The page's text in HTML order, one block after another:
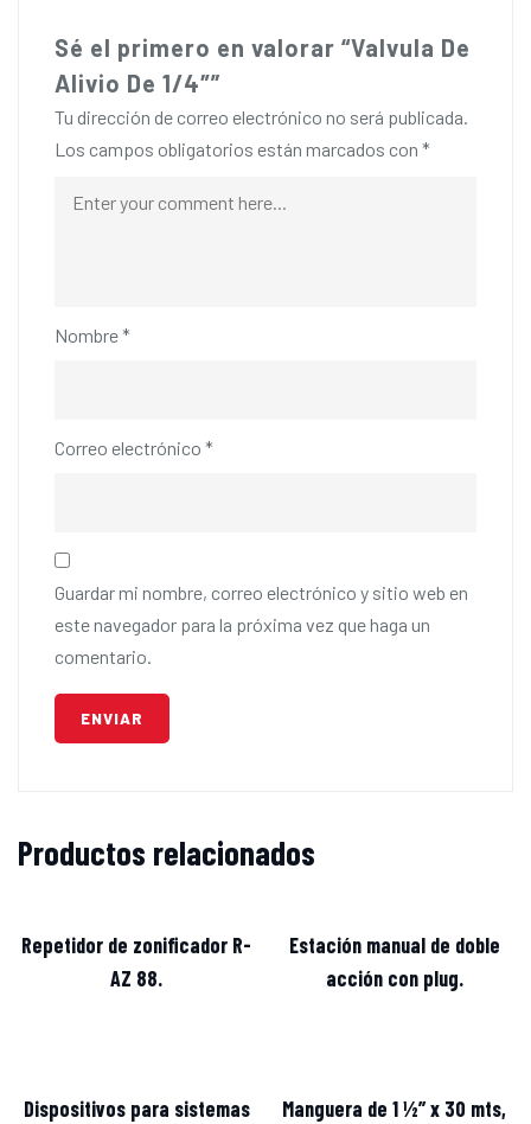
Sé el primero en valorar “Valvula De
Alivio De 1/4″”
Tu dirección de correo electrónico no será publicada.
Los campos obligatorios están marcados con *
Nombre*
Correo electrónico *
Guardar mi nombre, correo electrónico y sitio web en
este navegador para la próxima vez que haga un
comentario.
Productos relacionados
Repetidor de zonificador R-
AZ 88.
Estación manual de doble
acción con plug.
Dispositivos para sistemas
Manguera de 1 ½” x 30 mts,